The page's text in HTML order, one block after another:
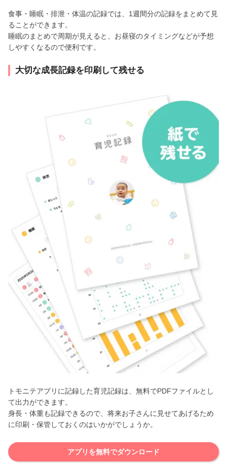
食事・睡眠・排泄・体温の記録では、1週間分の記録をまとめて見
ることができます。
睡眠のまとめで周期が見えると、お昼寝のタイミングなどが予想
しやすくなるので便利です。
大切な成長記録を印刷して残せる
トモニテアプリに記録した育児記録は、無料でPDFファイルとし
て出力ができます。
身長・体重も記録できるので、将来お子さんに見せてあげるため
に印刷・保管しておくのはいかがでしょうか。
アプリを無料でダウンロード